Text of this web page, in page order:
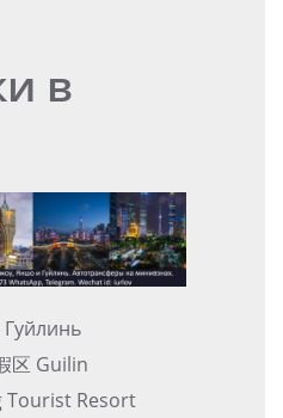
в
区 Guilin
Tourist Resort